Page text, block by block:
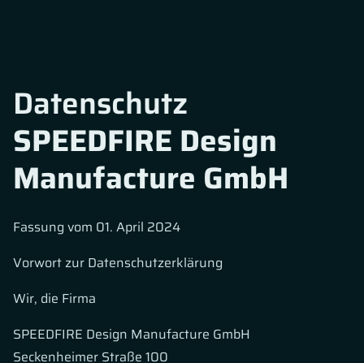
Datenschutz
SPEEDFIRE Design
Manufacture GmbH
Fassung vom 01. April 2024
Vorwort zur Datenschutzerklärung
Wir, die Firma
SPEEDFIRE Design Manufacture GmbH
Seckenheimer Straße 100